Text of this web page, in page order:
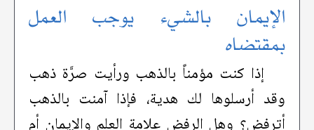
الإيمان بالشيء يوجب العمل
بمقتضاه
إذا كنت مؤمناً بالذهب ورأيت صرَّة ذهب
وقد أرسلوها لك هدية، فإذا آمنت بالذهب